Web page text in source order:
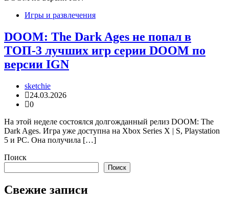
Игры и развлечения
DOOM: The Dark Ages не попал в
ТОП-3 лучших игр серии DOOM по
версии IGN
sketchie
24.03.2026
0
На этой неделе состоялся долгожданный релиз DOOM: The
Dark Ages. Игра уже доступна на Xbox Series X | S, Playstation
5 и PC. Она получила […]
Поиск
Поиск
Свежие записи